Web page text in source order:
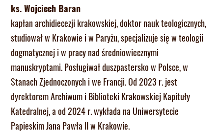
ks. Wojciech Baran
kapłan archidiecezji krakowskiej, doktor nauk teologicznych,
studiował w Krakowie i w Paryżu, specjalizuje się w teologii
dogmatycznej i w pracy nad średniowiecznymi
manuskryptami. Posługiwał duszpastersko w Polsce, w
Stanach Zjednoczonych i we Francji. Od 2023 r. jest
dyrektorem Archiwum i Biblioteki Krakowskiej Kapituły
Katedralnej, a od 2024 r. wykłada na Uniwersytecie
Papieskim Jana Pawła II w Krakowie.